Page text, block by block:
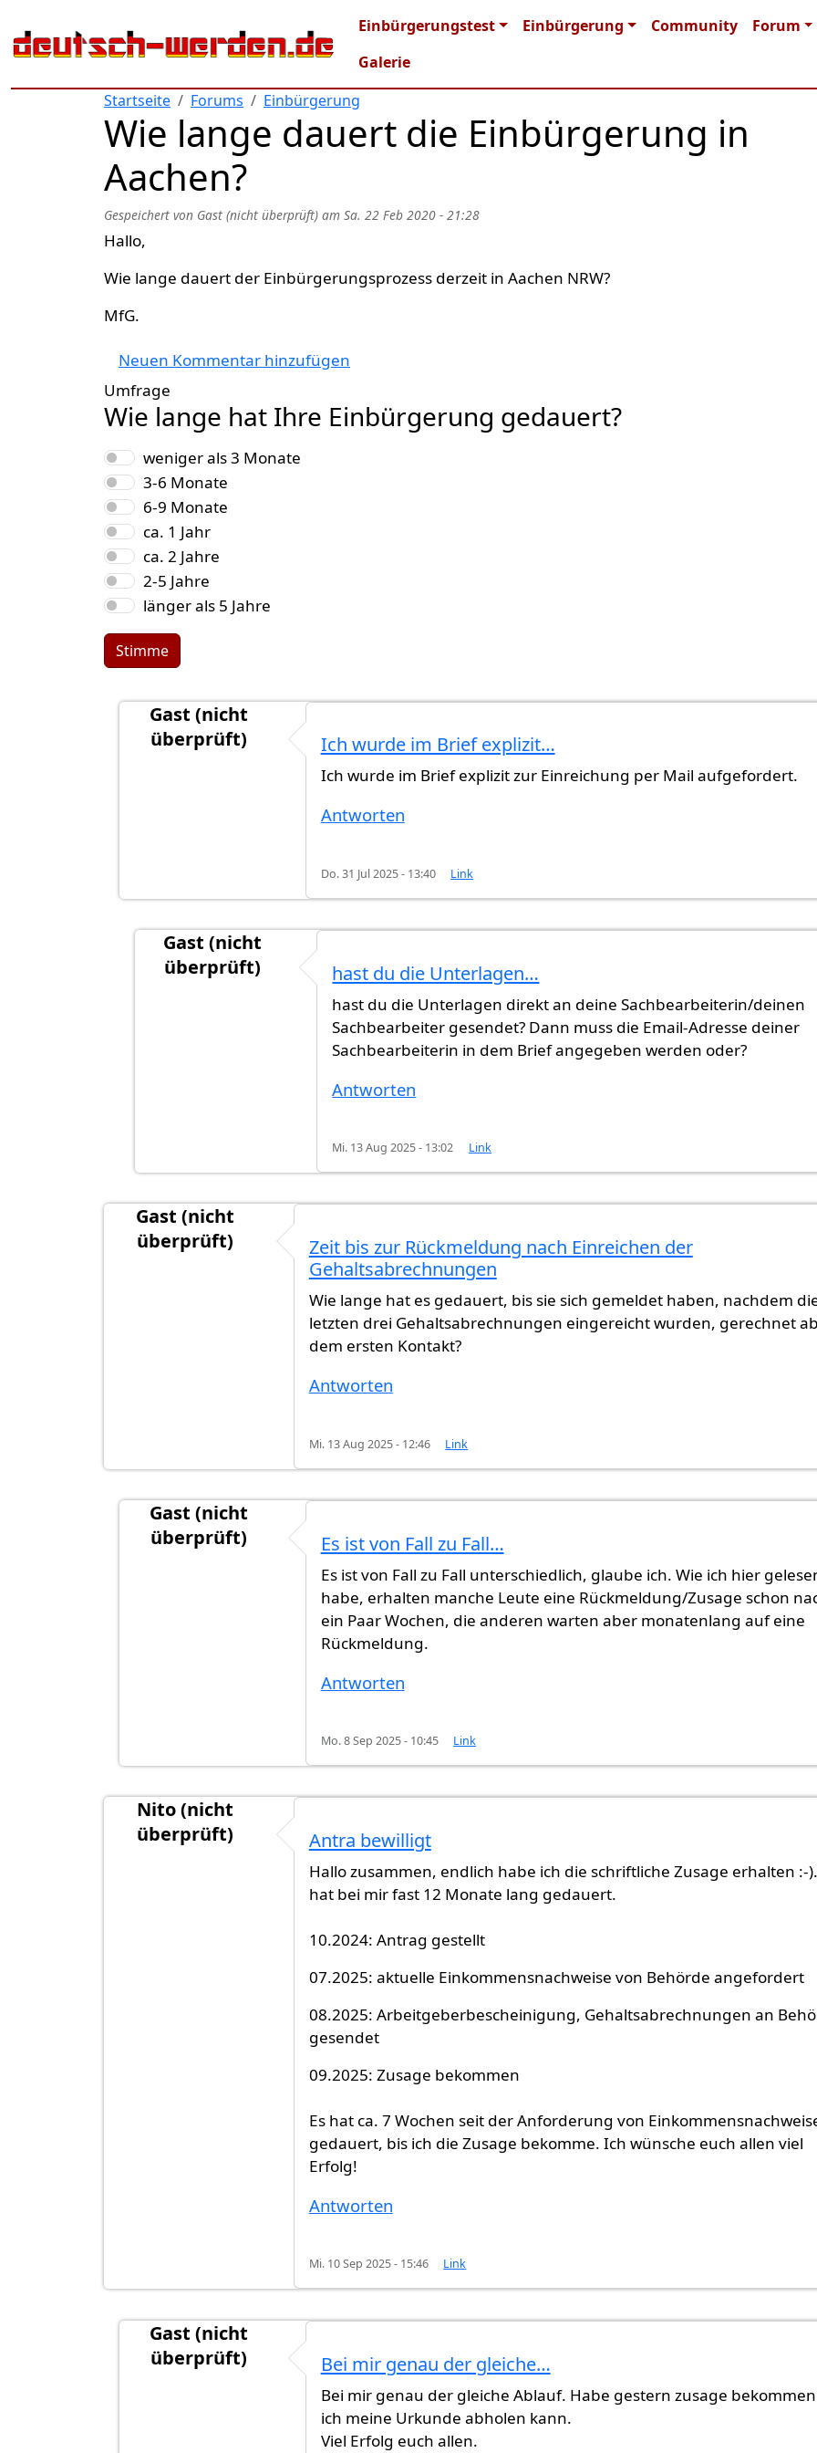
Main navigation
Einbürgerungstest Einbürgerung Community Forum
Galerie
Startseite
Forums Einbürgerung
Wie lange dauert die Einbürgerung in
Aachen?
Gespeichert von Gast (nicht überprüft) am Sa. 22 Feb 2020 - 21:28
Hallo,
Wie lange dauert der Einbürgerungsprozess derzeit in Aachen NRW?
MfG.
Neuen Kommentar hinzufügen
Umfrage
Wie lange hat Ihre Einbürgerung gedauert?
Auswahlmöglichkeiten
weniger als 3 Monate
3-6 Monate
6-9 Monate
ca. 1 Jahr
ca. 2 Jahre
2-5 Jahre
länger als 5 Jahre
Stimme
Gast (nicht
überprüft)
die nachgefragte Unterlagen…vonGast (nicht überprüft)
Ich wurde im Brief explizit…
Ich wurde im Brief explizit zur Einreichung per Mail aufgefordert.
Antworten
Do. 31 Jul 2025 - 13:40 Link
Gast (nicht
überprüft)
Ich wurde im Brief explizit…vonGast (nicht überprüft)
hast du die Unterlagen…
hast du die Unterlagen direkt an deine Sachbearbeiterin/deinen
Sachbearbeiter gesendet? Dann muss die Email-Adresse deiner
Sachbearbeiterin in dem Brief angegeben werden oder?
Antworten
Mi. 13 Aug 2025 - 13:02 Link
Gast (nicht
überprüft)
Zeit bis zur Rückmeldung nach Einreichen der
Gehaltsabrechnungen
Wie lange hat es gedauert, bis sie sich gemeldet haben, nachdem
letzten drei Gehaltsabrechnungen eingereicht wurden, gerechnet ab
dem ersten Kontakt?
Antworten
Mi. 13 Aug 2025 - 12:46 Link
Gast (nicht
überprüft)
Zeit bis zur Rückmeldung nach Einreichen der Gehaltsabrechnungen
Es ist von Fall zu Fall…
Es ist von Fall zu Fall unterschiedlich, glaube ich. Wie ich hier
habe, erhalten manche Leute eine Rückmeldung/Zusage schon
ein Paar Wochen, die anderen warten aber monatenlang auf eine
Rückmeldung.
Antworten
Mo. 8 Sep 2025 - 10:45 Link
Nito (nicht
überprüft)
Antra bewilligt
Hallo zusammen, endlich habe ich die schriftliche Zusage erhalten :-
hat bei mir fast 12 Monate lang gedauert.
10.2024: Antrag gestellt
07.2025: aktuelle Einkommensnachweise von Behörde angefordert
08.2025: Arbeitgeberbescheinigung, Gehaltsabrechnungen an
gesendet
09.2025: Zusage bekommen
Es hat ca. 7 Wochen seit der Anforderung von
gedauert, bis ich die Zusage bekomme. Ich wünsche euch allen viel
Erfolg!
Antworten
Mi. 10 Sep 2025 - 15:46 Link
Gast (nicht
überprüft)
Antra bewilligtvonNito (nicht überprüft)
Bei mir genau der gleiche…
Bei mir genau der gleiche Ablauf. Habe gestern zusage
ich meine Urkunde abholen kann.
Viel Erfolg euch allen.